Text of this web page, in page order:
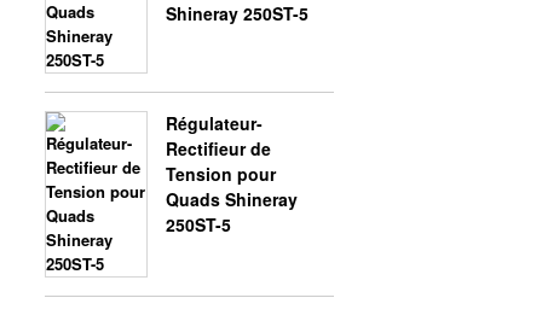
Shineray 250ST-5
Régulateur-
Rectifieur de
Tension pour
Quads Shineray
250ST-5